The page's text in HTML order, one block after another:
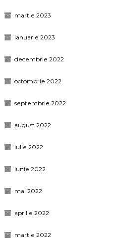
martie 2023
ianuarie 2023
decembrie 2022
octombrie 2022
septembrie 2022
august 2022
iulie 2022
iunie 2022
mai 2022
aprilie 2022
martie 2022